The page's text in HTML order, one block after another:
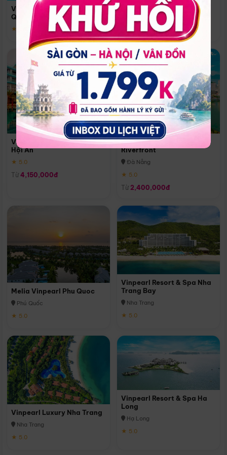
Vinpearl Resort & Spa Phu
Quoc
★ 5.0
Quoc
Phú Quốc
★ 5.0
Vinpearl Resort & Golf Nam
Hội An
★ 5.0
Từ 4,150,000đ
Melia Vinpearl Danang
Riverfront
Đà Nẵng
★ 5.0
Từ 2,400,000đ
Melia Vinpearl Phu Quoc
Phú Quốc
★ 5.0
Vinpearl Resort & Spa Nha
Trang Bay
Nha Trang
★ 5.0
Vinpearl Luxury Nha Trang
Nha Trang
★ 5.0
Vinpearl Resort & Spa Ha
Long
Hạ Long
★ 5.0